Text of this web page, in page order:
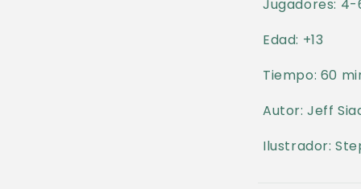
e
g
a
b
Jugadores: 4-
Edad: +13
Tiempo: 60
Autor: Jeff
Ilustrador: